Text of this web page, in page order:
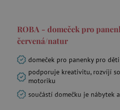
ROBA - domeček pro
červená/natur
domeček pro panenky pro
podporuje kreativitu, rozvíjí
motoriku
součástí domečku je nábytek
Google